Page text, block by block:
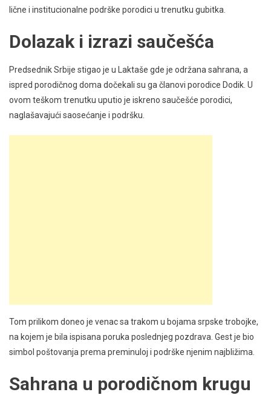
lične i institucionalne podrške porodici u trenutku gubitka.
Dolazak i izrazi saučešća
Predsednik Srbije stigao je u Laktaše gde je održana sahrana, a
ispred porodičnog doma dočekali su ga članovi porodice Dodik. U
ovom teškom trenutku uputio je iskreno saučešće porodici,
naglašavajući saosećanje i podršku.
Tom prilikom doneo je venac sa trakom u bojama srpske trobojke,
na kojem je bila ispisana poruka poslednjeg pozdrava. Gest je bio
simbol poštovanja prema preminuloj i podrške njenim najbližima.
Sahrana u porodičnom krugu